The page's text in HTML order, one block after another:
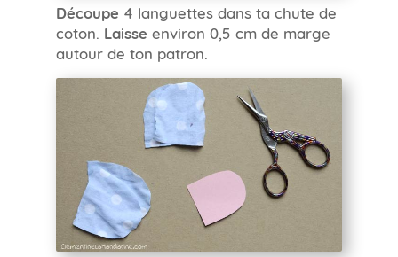
Découpe 4 languettes dans ta chute de
coton. Laisse environ 0,5 cm de marge
autour de ton patron.